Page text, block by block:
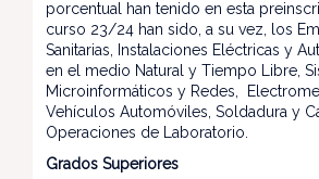
porcentual han tenido en esta
curso 23/24 han sido, a su vez, los
Sanitarias, Instalaciones Eléctricas y
en el medio Natural y Tiempo Libre,
Microinformáticos y Redes,
Vehículos Automóviles, Soldadura y
Operaciones de Laboratorio.
Grados Superiores